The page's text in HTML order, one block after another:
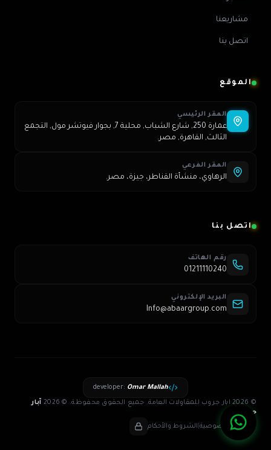
مشاريعنا
اتصل بنا
الموقع
المقر الرئيسي
عمارة 250, شارع الشباب, محلية 7, بجوار فيوتشر مول, التجمع
الثالث, القاهرة, مصر.
المقر الفرعي
الرهاوي، منشأة القناطر، جيزة، مصر.
اتصل بنا
رقم الهاتف
01211110240
البريد الإلكتروني
Info@abaargroup.com
© 2026 ابار جروب للمقاولات العامة. جميع الحقوق محفوظة. ©
2026 آبار
جروب
سياسة الخصوصية الشروط والأحكام
developer: Omar Mallah